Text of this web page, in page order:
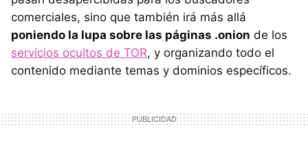
comerciales, sino que también irá más allá
poniendo la lupa sobre las páginas .onion de los
servicios ocultos de TOR, y organizando todo el
contenido mediante temas y dominios específicos.